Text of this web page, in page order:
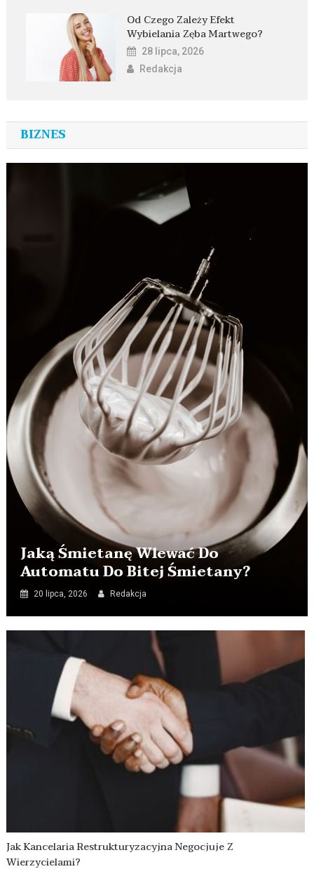
Od Czego Zależy Efekt
Wybielania Zęba Martwego?
28 lipca, 2026
Redakcja
BIZNES
Jaką Śmietanę Wlewać Do
Automatu Do Bitej Śmietany?
20 lipca, 2026 Redakcja
Jak Kancelaria Restrukturyzacyjna Negocjuje Z
Wierzycielami?